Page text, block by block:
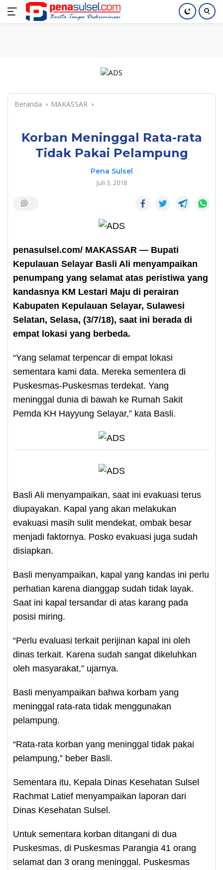
Langsung
Home Nasional Pendidikan Index
Beranda MAKASSAR
Korban Meninggal Rata-rata
Tidak Pakai Pelampung
Pena Sulsel
Juli 3, 2018
penasulsel.com/ MAKASSAR — Bupati
Kepulauan Selayar Basli Ali menyampaikan
penumpang yang selamat atas peristiwa yang
kandasnya KM Lestari Maju di perairan
Kabupaten Kepulauan Selayar, Sulawesi
Selatan, Selasa, (3/7/18), saat ini berada di
empat lokasi yang berbeda.
“Yang selamat terpencar di empat lokasi
sementara kami data. Mereka sementera di
Puskesmas-Puskesmas terdekat. Yang
meninggal dunia di bawah ke Rumah Sakit
Pemda KH Hayyung Selayar,” kata Basli.
Basli Ali menyampaikan, saat ini evakuasi terus
diupayakan. Kapal yang akan melakukan
evakuasi masih sulit mendekat, ombak besar
menjadi faktornya. Posko evakuasi juga sudah
disiapkan.
Basli menyampaikan, kapal yang kandas ini perlu
perhatian karena dianggap sudah tidak layak.
Saat ini kapal tersandar di atas karang pada
posisi miring.
“Perlu evaluasi terkait perijinan kapal ini oleh
dinas terkait. Karena sudah sangat dikeluhkan
oleh masyarakat,” ujarnya.
Basli menyampaikan bahwa korbam yang
meninggal rata-rata tidak menggunakan
pelampung.
“Rata-rata korban yang meninggal tidak pakai
pelampung,” beber Basli.
Sementara itu, Kepala Dinas Kesehatan Sulsel
Rachmat Latief menyampaikan laporan dari
Dinas Kesehatan Sulsel.
Untuk sementara korban ditangani di dua
Puskesmas, di Puskesmas Parangia 41 orang
selamat dan 3 orang meninggal. Puskesmas